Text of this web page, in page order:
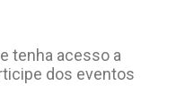
tenha acesso a
dos eventos